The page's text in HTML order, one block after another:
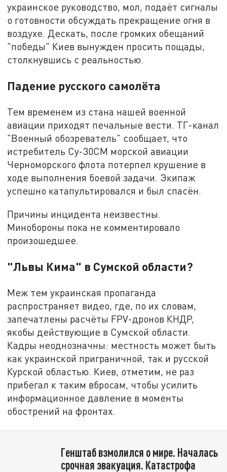
украинское руководство, мол, подаёт сигналы
о готовности обсуждать прекращение огня в
воздухе. Дескать, после громких обещаний
"победы" Киев вынужден просить пощады,
столкнувшись с реальностью.
Падение русского самолёта
Тем временем из стана нашей военной
авиации приходят печальные вести. ТГ-канал
"Военный обозреватель" сообщает, что
истребитель Су-30СМ морской авиации
Черноморского флота потерпел крушение в
ходе выполнения боевой задачи. Экипаж
успешно катапультировался и был спасён.
Причины инцидента неизвестны.
Минобороны пока не комментировало
произошедшее.
"Львы Кима" в Сумской области?
Меж тем украинская пропаганда
распространяет видео, где, по их словам,
запечатлены расчёты FPV-дронов КНДР,
якобы действующие в Сумской области.
Кадры неоднозначны: местность может быть
как украинской приграничной, так и русской
Курской областью. Киев, отметим, не раз
прибегал к таким вбросам, чтобы усилить
информационное давление в моменты
обострений на фронтах.
Генштаб взмолился о мире. Началась
срочная эвакуация. Катастрофа